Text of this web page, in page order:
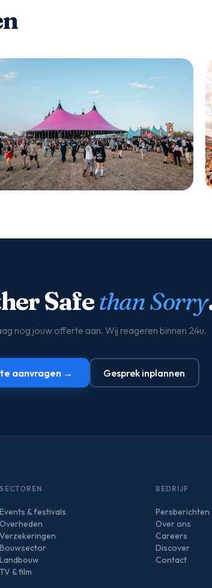
Safethan Sorry
nog jouw offerte aan. Wij reageren binnen 24u.
aanvragen → Gesprek inplannen
SECTOREN
Events & festivals
Overheden
Verzekeringen
Bouwsector
Landbouw
TV & film
BEDRIJF
Persberichten
Over ons
Careers
Discover
Contact